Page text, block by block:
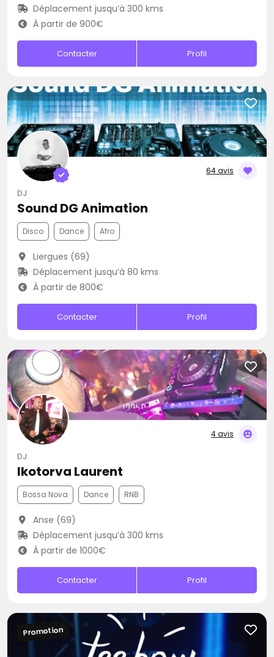
Déplacement jusqu’à 300 kms
À partir de 900€
Contacter Profil
64 avis
DJ
Sound DG Animation
Disco Dance Afro
Liergues (69)
Déplacement jusqu’à 80 kms
À partir de 800€
Contacter Profil
4 avis
DJ
Ikotorva Laurent
Bossa Nova Dance RNB
Anse (69)
Déplacement jusqu’à 300 kms
À partir de 1000€
Contacter Profil
Promotion